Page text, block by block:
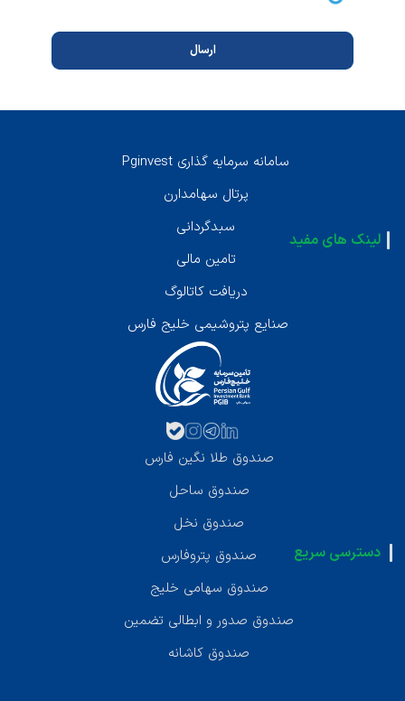
لینک های مفید
سامانه سرمايه گذارى Pginvest
پرتال سهامدارن
سبدگردانى
تامين مالى
دريافت كاتالوگ
صنایع پتروشیمی خلیج فارس
دسترسی سریع
صندوق طلا نگین فارس
صندوق ساحل
صندوق نخل
صندوق پتروفارس
صندوق سهامی خلیج
صندوق صدور و ابطالی تضمین
صندوق کاشانه